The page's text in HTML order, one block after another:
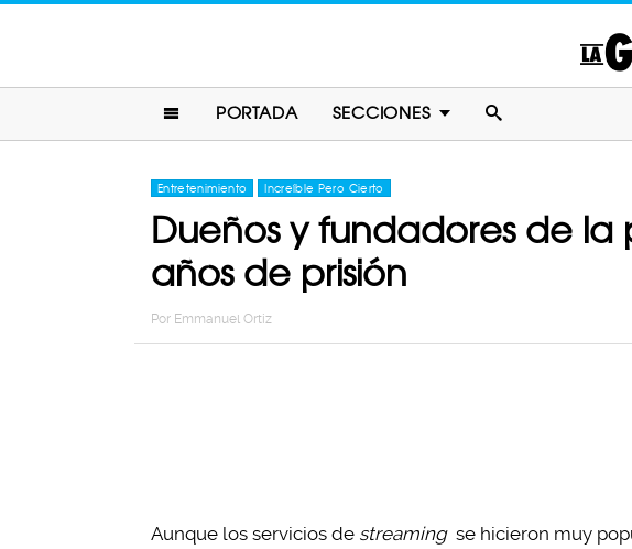
PORTADA SECCIONES
Entretenimiento Increíble Pero Cierto
Dueños y fundadores de
años de prisión
Por Emmanuel Ortiz
Aunque los servicios de streaming se hicieron muy